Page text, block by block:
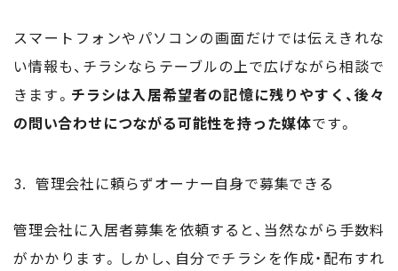
スマートフォンやパソコンの画面だけでは伝えきれな
い情報も、チラシならテーブルの上で広げながら相談で
きます。 チラシは入居希望者の記憶に残りやすく、後々
の問い合わせにつながる可能性を持った媒体です。
管理会社に頼らずオーナー自身で募集できる
管理会社に入居者募集を依頼すると、当然ながら手数料
がかかります。しかし、自分でチラシを作成・配布すれ